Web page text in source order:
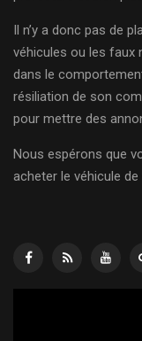
Il n’y a donc pas de
véhicules ou les faux
dans le
résiliation de son
pour mettre des
Nous espérons que
acheter le véhicule